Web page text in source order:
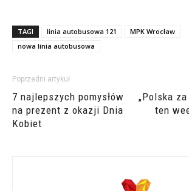
TAGI linia autobusowa 121
MPK Wrocław
nowa linia autobusowa
Poprzedni artykuł
7 najlepszych pomysłów
na prezent z okazji Dnia
Kobiet
„Polska
ten